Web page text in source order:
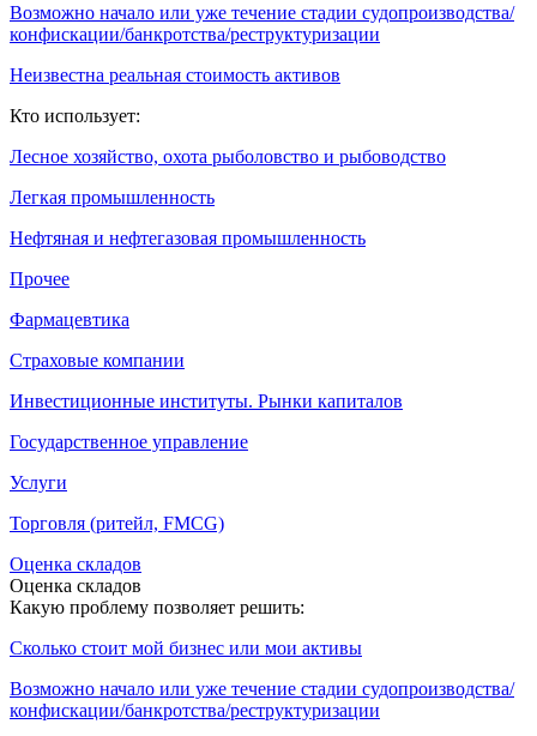
Возможно начало или уже течение стадии судопроизводства/
конфискации/банкротства/реструктуризации
Неизвестна реальная стоимость активов
Кто использует:
Лесное хозяйство, охота рыболовство и рыбоводство
Легкая промышленность
Нефтяная и нефтегазовая промышленность
Прочее
Фармацевтика
Страховые компании
Инвестиционные институты. Рынки капиталов
Государственное управление
Услуги
Торговля (ритейл, FMCG)
Оценка складов
Оценка складов
Какую проблему позволяет решить:
Сколько стоит мой бизнес или мои активы
Возможно начало или уже течение стадии судопроизводства/
конфискации/банкротства/реструктуризации